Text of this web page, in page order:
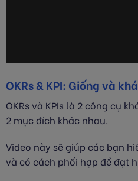
OKRs & KPI: Giống và
OKRs và KPIs là 2 công cụ
2 mục đích khác nhau.
Video này sẽ giúp các bạn
và có cách phối hợp để đạt